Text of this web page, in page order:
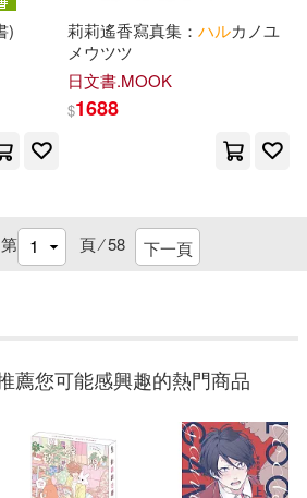
ﾊﾞﾙﾀﾝ(3)
AI Beautiful Girl(2)
）(2)
CAPCOM(2)
ガジン社(1)
マズル(1)
クエンタテイン
)
莉莉遙香寫真集： ハルカノユ
メウツツ
日文書.MOOK
$1688
第 頁 ⁄58 下一頁
薦您可能感興趣的熱門商品